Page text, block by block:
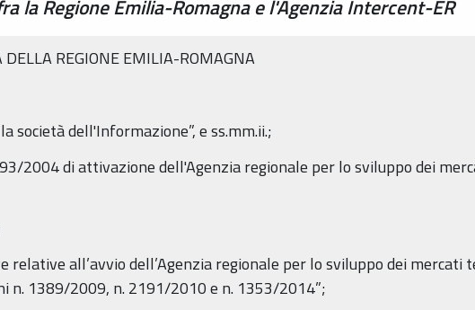
la Regione Emilia-Romagna e l'Agenzia Intercent-ER
DELLA REGIONE EMILIA-ROMAGNA
società dell'Informazione”, e ss.mm.ii.;
2004 di attivazione dell'Agenzia regionale per lo sviluppo dei
all’avvio dell’Agenzia regionale per lo sviluppo dei mercati
n. 1389/2009, n. 2191/2010 e n. 1353/2014”;